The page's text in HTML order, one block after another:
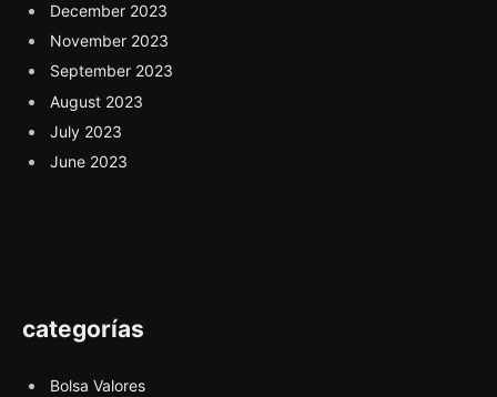
December 2023
November 2023
September 2023
August 2023
July 2023
June 2023
categorías
Bolsa Valores